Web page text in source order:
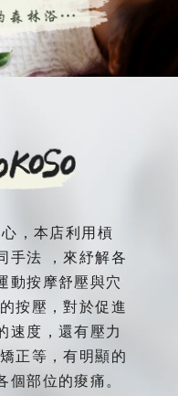
，本店利用槓
手法 ，來紓解各
動按摩舒壓與穴
按壓，對於促進
速度，還有壓力
正等，有明顯的
個部位的痠痛。